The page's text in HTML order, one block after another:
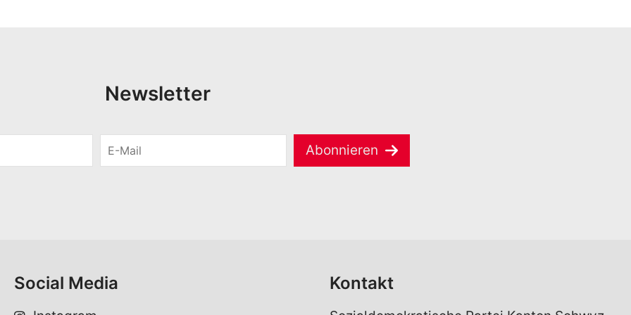
Newsletter
M
Abonnieren
Social Media Kontakt